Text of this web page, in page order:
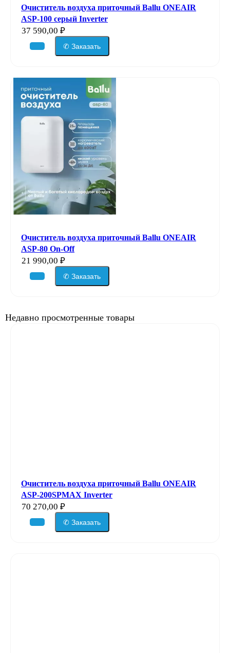
Очиститель воздуха приточный Ballu ONEAIR
ASP-100 серый Inverter
37 590,00 ₽
✆ Заказать
Очиститель воздуха приточный Ballu ONEAIR
ASP-80 On-Off
21 990,00 ₽
✆ Заказать
Недавно просмотренные товары
Очиститель воздуха приточный Ballu ONEAIR
ASP-200SPMAX Inverter
70 270,00 ₽
✆ Заказать